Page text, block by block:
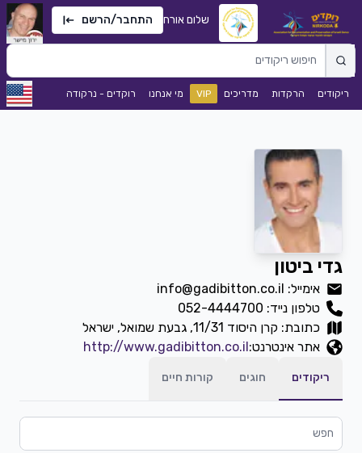
שלום אורח התחבר/הרשם
ריקודים הרקדות מדריכים VIP מי אנחנו רוקדים - נרקודה
גדי ביטון
אימייל: info@gadibitton.co.il
טלפון נייד: 052-4444700
כתובת: קרן היסוד 11/31, גבעת שמואל, ישראל
http://www.gadibitton.co.ilאתר אינטרנט:
ריקודים חוגים קורות חיים